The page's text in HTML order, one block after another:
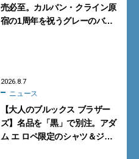
売必至。カルバン・クライン原
宿の1周年を祝うグレーのバ
2026.8.7
ニュース
【大人のブルックス ブラザー
ズ】名品を「黒」で別注。アダ
ム エ ロペ限定のシャツ＆ジャ